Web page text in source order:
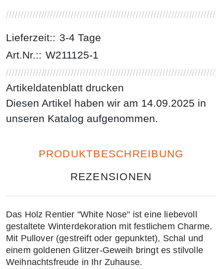
Lieferzeit:: 3-4 Tage
Art.Nr.:: W211125-1
Artikeldatenblatt drucken
Diesen Artikel haben wir am 14.09.2025 in
unseren Katalog aufgenommen.
PRODUKTBESCHREIBUNG
REZENSIONEN
Das Holz Rentier "White Nose" ist eine liebevoll
gestaltete Winterdekoration mit festlichem Charme.
Mit Pullover(gestreift oder gepunktet), Schal und
einem goldenen Glitzer-Geweih bringt es stilvolle
Weihnachtsfreude in Ihr Zuhause.